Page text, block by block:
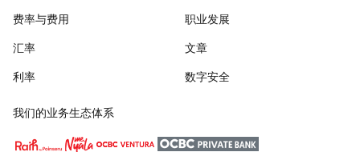
费率与费用
汇率
利率
职业发展
文章
数字安全
我们的业务生态体系